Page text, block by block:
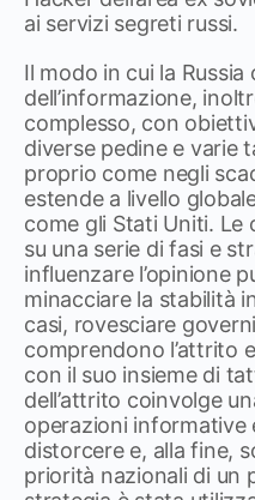
ai servizi segreti russi.
Il modo in cui la
dell’informazione,
complesso, con
diverse pedine e varie
proprio come negli
estende a livello
come gli Stati Uniti. Le
su una serie di fasi e
influenzare l’opinione
minacciare la stabilità
casi, rovesciare
comprendono l’attrito
con il suo insieme di
dell’attrito coinvolge
operazioni
distorcere e, alla fine,
priorità nazionali di un